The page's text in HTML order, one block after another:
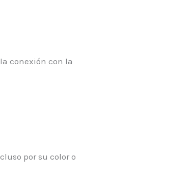
conexión con la
por su color o